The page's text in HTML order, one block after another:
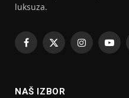
luksuza.
Facebook
X
Instagram
NAŠ IZBOR